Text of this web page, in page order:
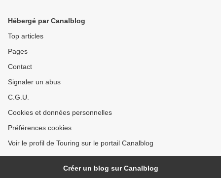
Hébergé par Canalblog
Top articles
Pages
Contact
Signaler un abus
C.G.U.
Cookies et données personnelles
Préférences cookies
Voir le profil de Touring sur le portail Canalblog
Créer un blog sur Canalblog